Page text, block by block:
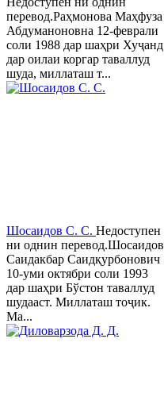
перевод.Раҳмонова Маҳфуза
Абдуманоновна 12-феврали
соли 1988 дар шаҳри Хуҷанд
дар оилаи коргар таваллуд
шуда, миллаташ т...
Шосаидов С. С. Недоступен
ни однин перевод.Шосаидов
Саидакбар Саидқурбонович
10-уми октябри соли 1993
дар шаҳри Бўстон таваллуд
шудааст. Миллаташ тоҷик.
Ма...